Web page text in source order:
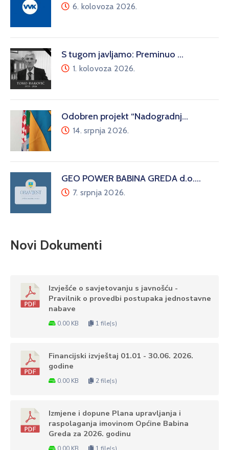
6. kolovoza 2026.
S tugom javljamo: Preminuo …
1. kolovoza 2026.
Odobren projekt “Nadogradnj…
14. srpnja 2026.
GEO POWER BABINA GREDA d.o.…
7. srpnja 2026.
Novi Dokumenti
Izvješće o savjetovanju s javnošću -
Pravilnik o provedbi postupaka jednostavne
nabave
0.00 KB 1 file(s)
Financijski izvještaj 01.01 - 30.06. 2026.
godine
0.00 KB 2 file(s)
Izmjene i dopune Plana upravljanja i
raspolaganja imovinom Općine Babina
Greda za 2026. godinu